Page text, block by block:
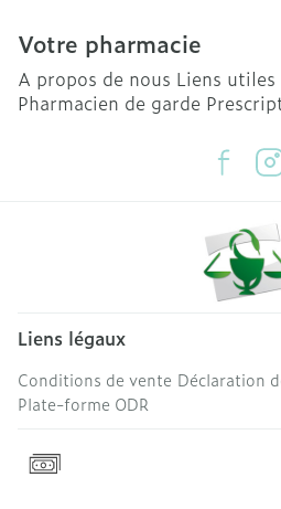
Votre pharmacie
A propos de nous Liens utiles
Pharmacien de garde
Liens légaux
Conditions de vente Déclaration
Plate-forme ODR